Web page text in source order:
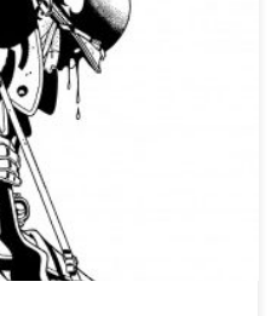
et d’éducation permanente
décembre au spectacle » Dix
Comès transposée à
vous à 16h30 à la salle
à l’auteur. A noter, […]